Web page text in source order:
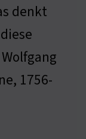
denkt
1756-